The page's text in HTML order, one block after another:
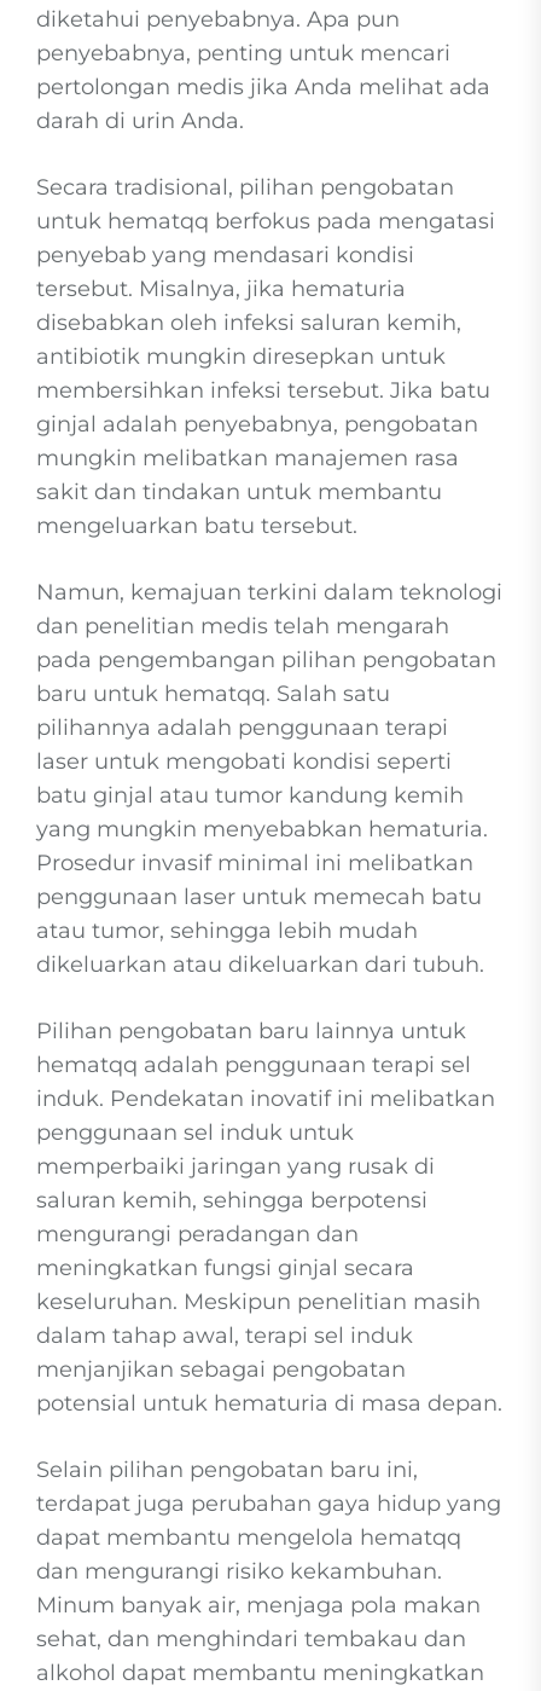
diketahui penyebabnya. Apa pun
penyebabnya, penting untuk mencari
pertolongan medis jika Anda melihat ada
darah di urin Anda.
Secara tradisional, pilihan pengobatan
untuk hematqq berfokus pada mengatasi
penyebab yang mendasari kondisi
tersebut. Misalnya, jika hematuria
disebabkan oleh infeksi saluran kemih,
antibiotik mungkin diresepkan untuk
membersihkan infeksi tersebut. Jika batu
ginjal adalah penyebabnya, pengobatan
mungkin melibatkan manajemen rasa
sakit dan tindakan untuk membantu
mengeluarkan batu tersebut.
Namun, kemajuan terkini dalam teknologi
dan penelitian medis telah mengarah
pada pengembangan pilihan pengobatan
baru untuk hematqq. Salah satu
pilihannya adalah penggunaan terapi
laser untuk mengobati kondisi seperti
batu ginjal atau tumor kandung kemih
yang mungkin menyebabkan hematuria.
Prosedur invasif minimal ini melibatkan
penggunaan laser untuk memecah batu
atau tumor, sehingga lebih mudah
dikeluarkan atau dikeluarkan dari tubuh.
Pilihan pengobatan baru lainnya untuk
hematqq adalah penggunaan terapi sel
induk. Pendekatan inovatif ini melibatkan
penggunaan sel induk untuk
memperbaiki jaringan yang rusak di
saluran kemih, sehingga berpotensi
mengurangi peradangan dan
meningkatkan fungsi ginjal secara
keseluruhan. Meskipun penelitian masih
dalam tahap awal, terapi sel induk
menjanjikan sebagai pengobatan
potensial untuk hematuria di masa depan.
Selain pilihan pengobatan baru ini,
terdapat juga perubahan gaya hidup yang
dapat membantu mengelola hematqq
dan mengurangi risiko kekambuhan.
Minum banyak air, menjaga pola makan
sehat, dan menghindari tembakau dan
alkohol dapat membantu meningkatkan